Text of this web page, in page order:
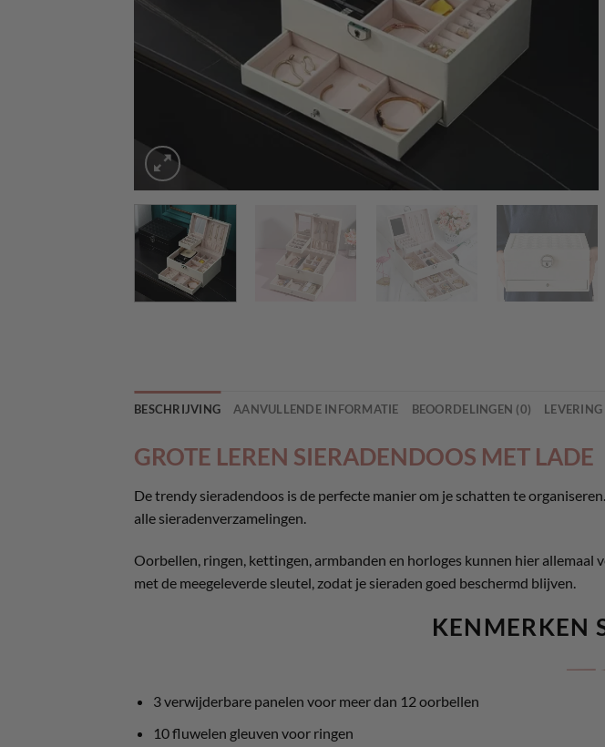
BESCHRIJVING AANVULLENDE INFORMATIE BEOORDELINGEN (0)
GROTE LEREN SIERADENDOOS MET LADE
De trendy sieradendoos is de perfecte manier om je schatten te
alle sieradenverzamelingen.
Oorbellen, ringen, kettingen, armbanden en horloges kunnen hier
met de meegeleverde sleutel, zodat je sieraden goed beschermd blijven.
KENMERKEN
3 verwijderbare panelen voor meer dan 12 oorbellen
10 fluwelen gleuven voor ringen